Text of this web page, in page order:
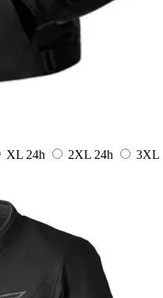
XL 24h 2XL 24h
3XL